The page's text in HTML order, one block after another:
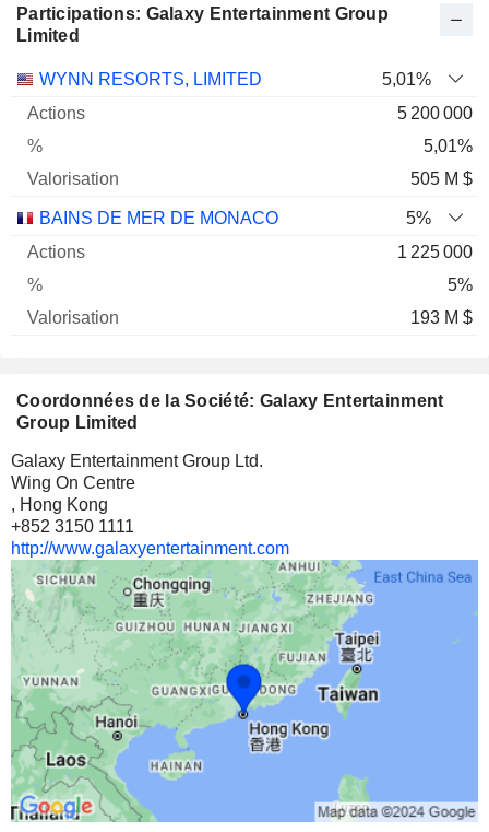
Participations: Galaxy Entertainment Group
Limited
Nom Actions % Valorisation
WYNN RESORTS, LIMITED
5,01%
5 200 000
5,01%
505 M $
BAINS DE MER DE MONACO
5%
1 225 000
5%
193 M $
Coordonnées de la Société: Galaxy Entertainment
Group Limited
Galaxy Entertainment Group Ltd.
Wing On Centre
, Hong Kong
+852 3150 1111
http://www.galaxyentertainment.com